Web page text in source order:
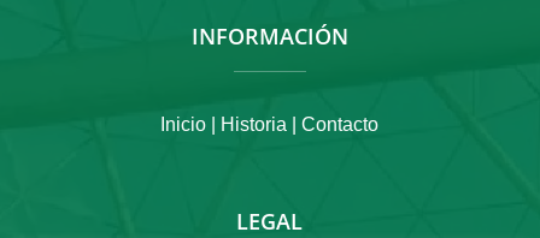
INFORMACIÓN
Inicio | Historia |Contacto
LEGAL